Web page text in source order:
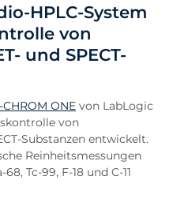
HPLC-System
von
und SPECT-
ONE von LabLogic
von
Substanzen entwickelt.
Reinheitsmessungen
Tc-99, F-18 und C-11